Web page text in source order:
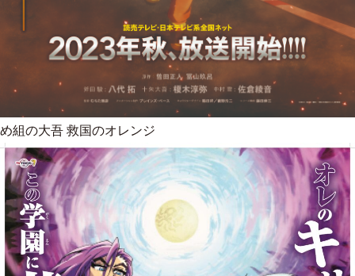
め組の大吾 救国のオレンジ